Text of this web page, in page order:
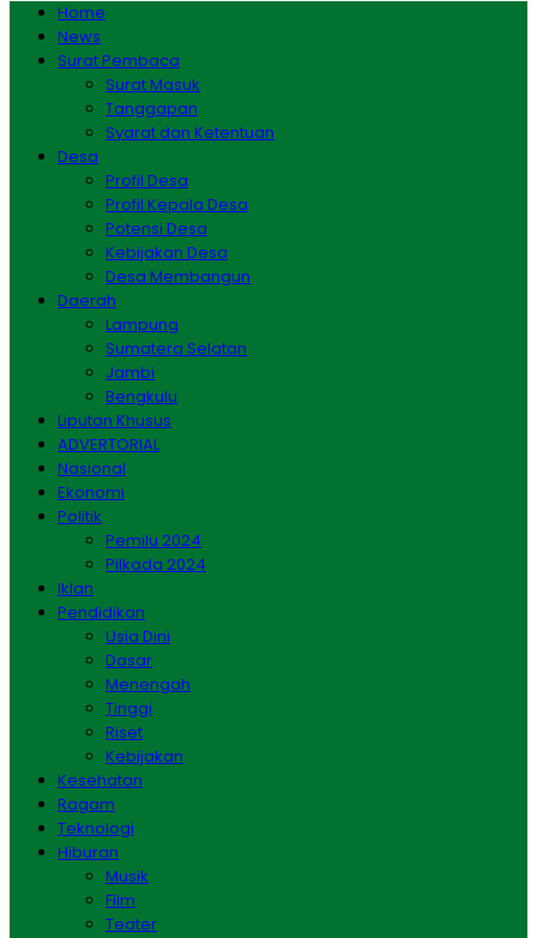
Home
News
Surat Pembaca
Surat Masuk
Tanggapan
Syarat dan Ketentuan
Desa
Profil Desa
Profil Kepala Desa
Potensi Desa
Kebijakan Desa
Desa Membangun
Daerah
Lampung
Sumatera Selatan
Jambi
Bengkulu
Liputan Khusus
ADVERTORIAL
Nasional
Ekonomi
Politik
Pemilu 2024
Pilkada 2024
Iklan
Pendidikan
Usia Dini
Dasar
Menengah
Tinggi
Riset
Kebijakan
Kesehatan
Ragam
Teknologi
Hiburan
Musik
Film
Teater